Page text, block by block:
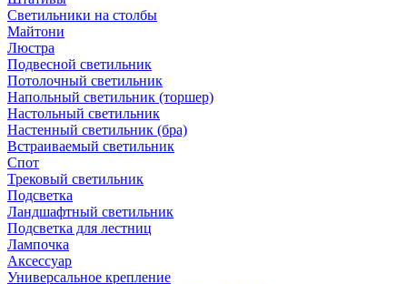
Светильники на столбы
Майтони
Люстра
Подвесной светильник
Потолочный светильник
Напольный светильник (торшер)
Настольный светильник
Настенный светильник (бра)
Встраиваемый светильник
Спот
Трековый светильник
Подсветка
Ландшафтный светильник
Подсветка для лестниц
Лампочка
Аксессуар
Универсальное крепление